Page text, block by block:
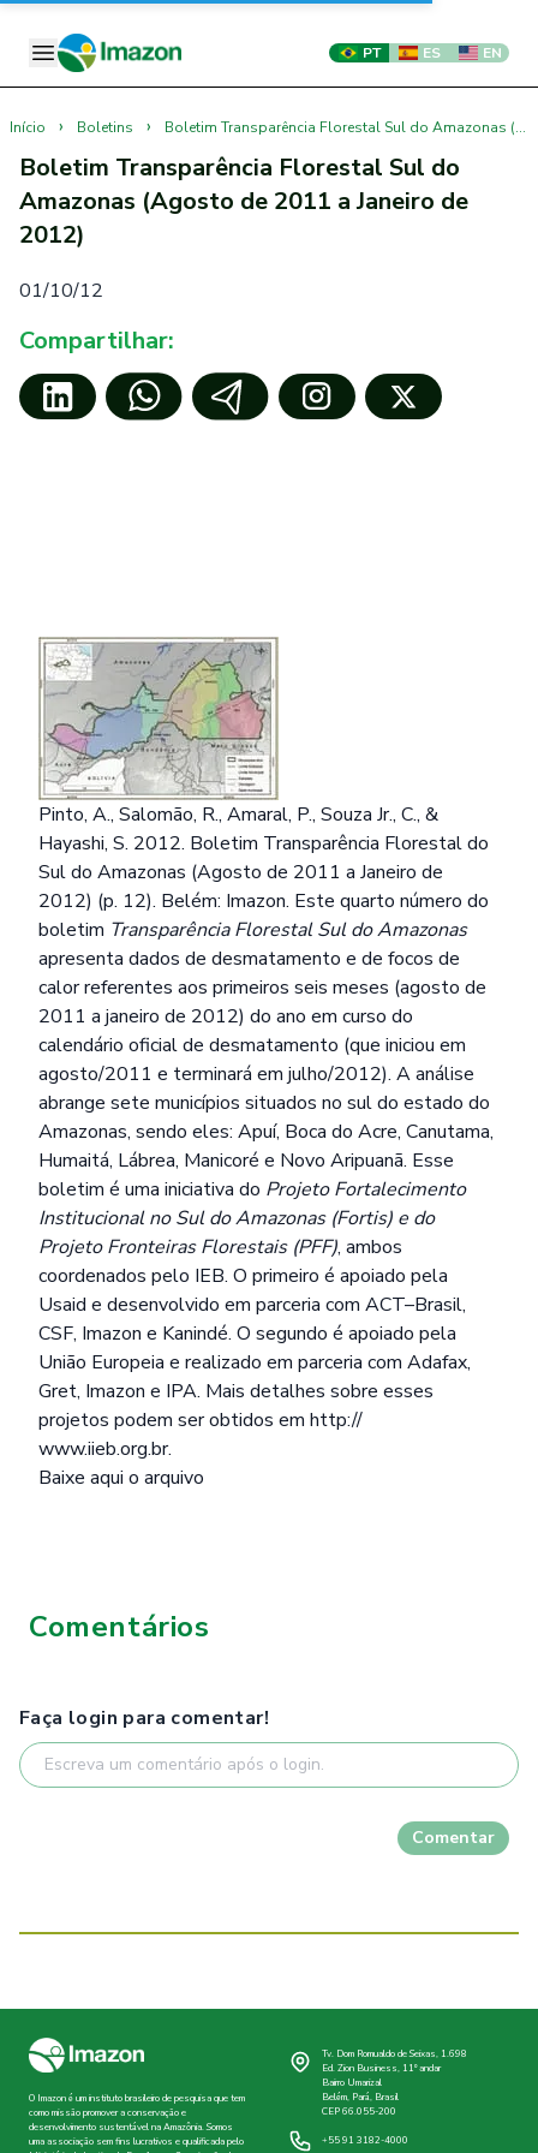
PT ES EN
Início › Boletins › Boletim Transparência Florestal Sul do Amazonas (Agosto de 2011 a Janeiro de 2012)
Boletim Transparência Florestal Sul do
Amazonas (Agosto de 2011 a Janeiro de
2012)
01/10/12
Compartilhar:
Pinto, A., Salomão, R., Amaral, P., Souza Jr., C., &
Hayashi, S. 2012. Boletim Transparência Florestal do
Sul do Amazonas (Agosto de 2011 a Janeiro de
2012) (p. 12). Belém: Imazon. Este quarto número do
boletim Transparência Florestal Sul do Amazonas
apresenta dados de desmatamento e de focos de
calor referentes aos primeiros seis meses (agosto de
2011 a janeiro de 2012) do ano em curso do
calendário oficial de desmatamento (que iniciou em
agosto/2011 e terminará em julho/2012). A análise
abrange sete municípios situados no sul do estado do
Amazonas, sendo eles: Apuí, Boca do Acre, Canutama,
Humaitá, Lábrea, Manicoré e Novo Aripuanã. Esse
boletim é uma iniciativa do Projeto Fortalecimento
Institucional no Sul do Amazonas (Fortis) e do
Projeto Fronteiras Florestais (PFF), ambos
coordenados pelo IEB. O primeiro é apoiado pela
Usaid e desenvolvido em parceria com ACT–Brasil,
CSF, Imazon e Kanindé. O segundo é apoiado pela
União Europeia e realizado em parceria com Adafax,
Gret, Imazon e IPA. Mais detalhes sobre esses
projetos podem ser obtidos em http://
www.iieb.org.br.
Baixe aqui o arquivo
Comentários
Faça login para comentar!
Comentar
O Imazon é um instituto brasileiro de pesquisa que tem
como missão promover a conservação e
desenvolvimento sustentável na Amazônia. Somos
uma associação sem fins lucrativos e qualificada pelo
Tv. Dom Romualdo de Seixas, 1.698
Ed. Zion Business, 11º andar
Bairro Umarizal
Belém, Pará, Brasil
CEP 66.055-200
+55 91 3182-4000